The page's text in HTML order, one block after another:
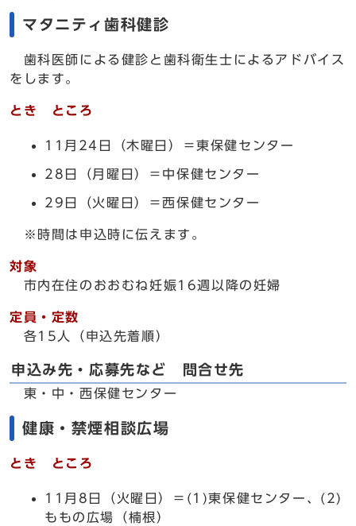
マタニティ歯科健診
歯科医師による健診と歯科衛生士によるアドバイス
をします。
とき ところ
11月24日（木曜日）＝東保健センター
28日（月曜日）＝中保健センター
29日（火曜日）＝西保健センター
※時間は申込時に伝えます。
対象
市内在住のおおむね妊娠16週以降の妊婦
定員・定数
各15人（申込先着順）
申込み先・応募先など 問合せ先
東・中・西保健センター
健康・禁煙相談広場
とき ところ
11月8日（火曜日）＝(1)東保健センター、(2)
ももの広場（楠根）